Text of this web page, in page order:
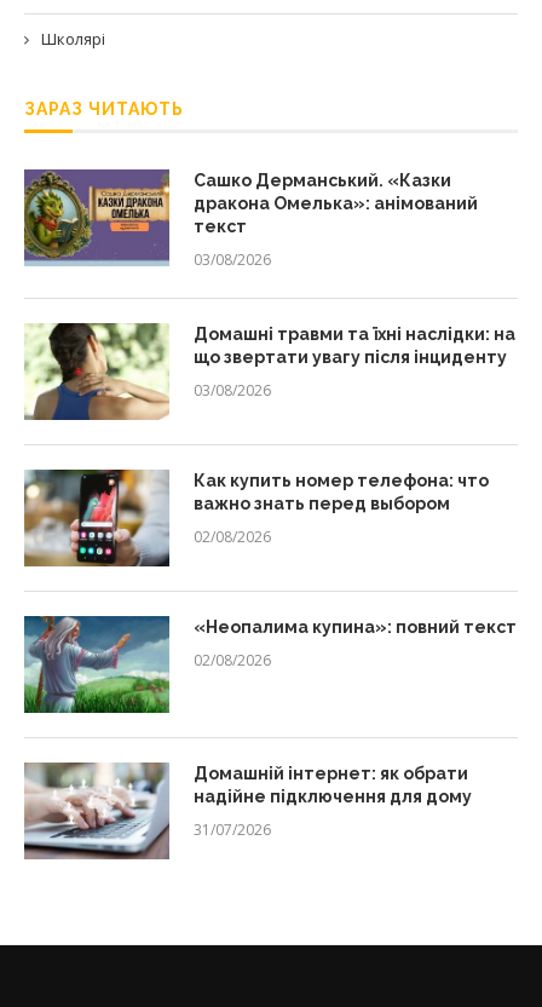
Школярі
ЗАРАЗ ЧИТАЮТЬ
Сашко Дерманський. «Казки
дракона Омелька»: анімований
текст
03/08/2026
Домашні травми та їхні наслідки: на
що звертати увагу після інциденту
03/08/2026
Как купить номер телефона: что
важно знать перед выбором
02/08/2026
«Неопалима купина»: повний текст
02/08/2026
Домашній інтернет: як обрати
надійне підключення для дому
31/07/2026